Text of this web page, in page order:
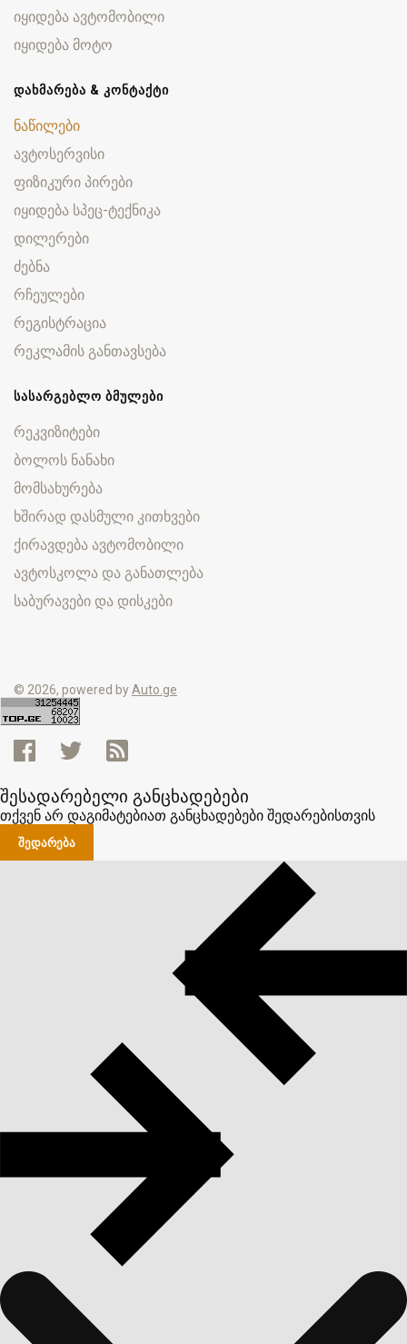
იყიდება ავტომობილი
იყიდება მოტო
ᲓᲐᲮᲛᲐᲠᲔᲑᲐ & ᲙᲝᲜᲢᲐᲥᲢᲘ
ნაწილები
ავტოსერვისი
ფიზიკური პირები
იყიდება სპეც-ტექნიკა
დილერები
ძებნა
რჩეულები
რეგისტრაცია
რეკლამის განთავსება
ᲡᲐᲡᲐᲠᲒᲔᲑᲚᲝ ᲑᲛᲣᲚᲔᲑᲘ
რეკვიზიტები
ბოლოს ნანახი
მომსახურება
ხშირად დასმული კითხვები
ქირავდება ავტომობილი
ავტოსკოლა და განათლება
საბურავები და დისკები
© 2026, powered byAuto.ge
შესადარებელი განცხადებები
თქვენ არ დაგიმატებიათ განცხადებები შედარებისთვის
ᲨᲔᲓᲐᲠᲔᲑᲐ